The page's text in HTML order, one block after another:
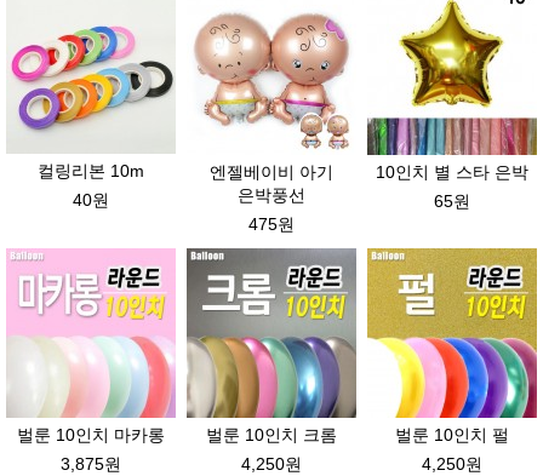
컬링리본 10m
40원
엔젤베이비 아기
은박풍선
475원
10인치 별 스타 은박
65원
벌룬 10인치 마카롱
3,875원
벌룬 10인치 크롬
4,250원
벌룬 10인치 펄
4,250원